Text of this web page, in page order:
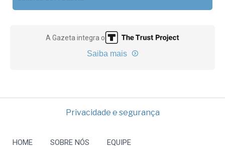
A Gazeta integra o
Saiba mais
Privacidade e segurança
HOME SOBRE NÓS EQUIPE